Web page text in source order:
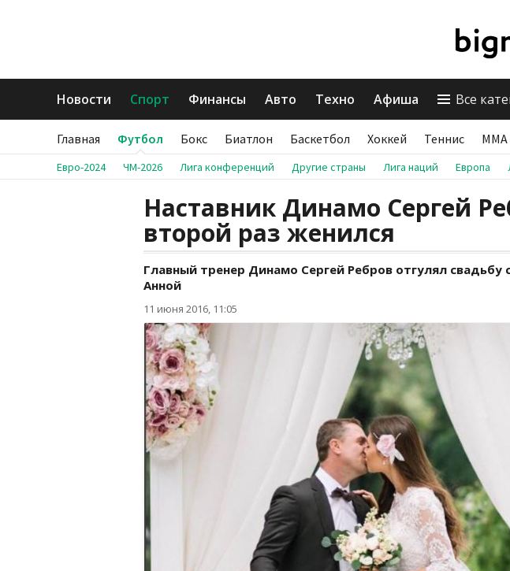
Новости Спорт Финансы Авто Техно Афиша Все
Главная Футбол Бокс Биатлон Баскетбол Хоккей Теннис ММА
Евро-2024 ЧМ-2026 Лига конференций Другие страны Лига наций Европа
Наставник Динамо Сергей
второй раз женился
Главный тренер Динамо Сергей Ребров отгулял свадьбу
Анной
11 июня 2016, 11:05